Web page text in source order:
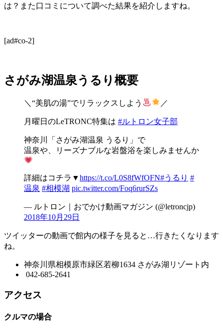
は？また口コミについて調べた結果を紹介しますね。
[ad#co-2]
さがみ湖温泉うるり概要
＼“美肌の湯”でリラックスしよう ／
月曜日のLeTRONC特集は #ルトロン女子部
神奈川「さがみ湖温泉 うるり」で
温泉や、リーズナブルな岩盤浴を楽しみませんか
詳細はコチラ▼https://t.co/L0S8fWfOFN#うるり #
温泉 #相模湖 pic.twitter.com/Foq6rurSZs
— ルトロン｜おでかけ動画マガジン (@letroncjp)
2018年10月29日
ツイッターの動画で館内の様子を見ると…行きたくなります
ね。
神奈川県相模原市緑区若柳1634 さがみ湖リゾート内
042-685-2641
アクセス
クルマの場合